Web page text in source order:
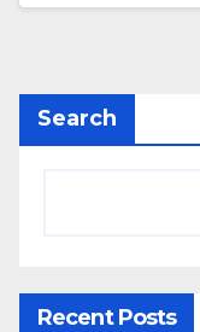
Search
Recent Posts